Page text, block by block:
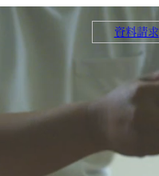
資料請求